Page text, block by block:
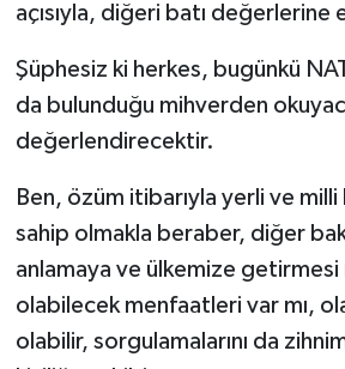
açısıyla, diğeri batı değerlerine
Şüphesiz ki herkes, bugünkü
da bulunduğu mihverden
değerlendirecektir.
Ben, özüm itibarıyla yerli ve milli
sahip olmakla beraber, diğer
anlamaya ve ülkemize getirmesi
olabilecek menfaatleri var mı,
olabilir, sorgulamalarını da